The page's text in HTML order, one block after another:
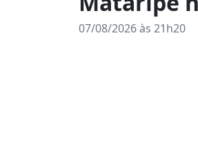
07/08/2026 às 21h20